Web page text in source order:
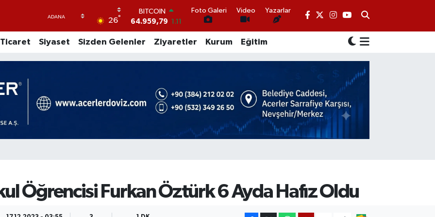
26°
DOLAR
47,7436 0.18
EURO
55,2510 0.32
64,4811 0.38
BİST100
13.779 -14
BITCOIN
Foto Galeri Video Yazarlar
Ticaret Siyaset Sizden Gelenler Ziyaretler Kurum Eğitim
Öğrencisi Furkan Öztürk 6 Ayda Hafız Oldu